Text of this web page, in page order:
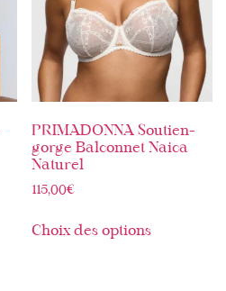
PRIMADONNA Soutien-
gorge Balconnet Naica
Naturel
115,00€
Choix des options